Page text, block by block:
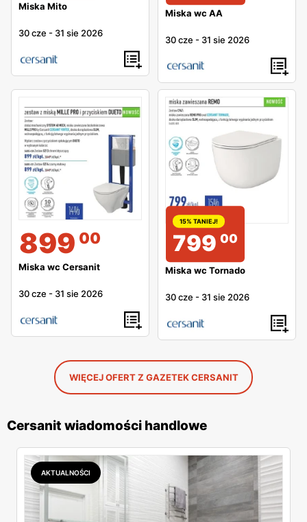
Miska Mito
30 cze - 31 sie 2026
Miska wc AA
30 cze - 31 sie 2026
899 00
Miska wc Cersanit
30 cze - 31 sie 2026
15% TANIEJ!
799 00
Miska wc Tornado
30 cze - 31 sie 2026
WIĘCEJ OFERT Z GAZETEK CERSANIT
Cersanit wiadomości handlowe
AKTUALNOŚCI